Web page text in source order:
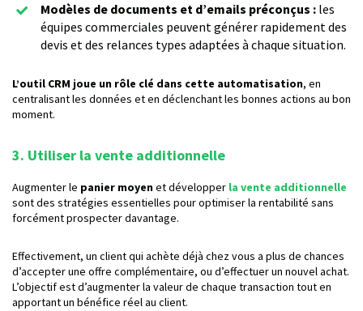
Modèles de documents et d’emails préconçus : les
équipes commerciales peuvent générer rapidement des
devis et des relances types adaptées à chaque situation.
L’outil CRM joue un rôle clé dans cette automatisation, en
centralisant les données et en déclenchant les bonnes actions au bon
moment.
3. Utiliser la vente additionnelle
Augmenter le panier moyenet développer la vente additionnelle
sont des stratégies essentielles pour optimiser la rentabilité sans
forcément prospecter davantage.
Effectivement, un client qui achète déjà chez vous a plus de chances
d’accepter une offre complémentaire, ou d’effectuer un nouvel achat.
L’objectif est d’augmenter la valeur de chaque transaction tout en
apportant un bénéfice réel au client.